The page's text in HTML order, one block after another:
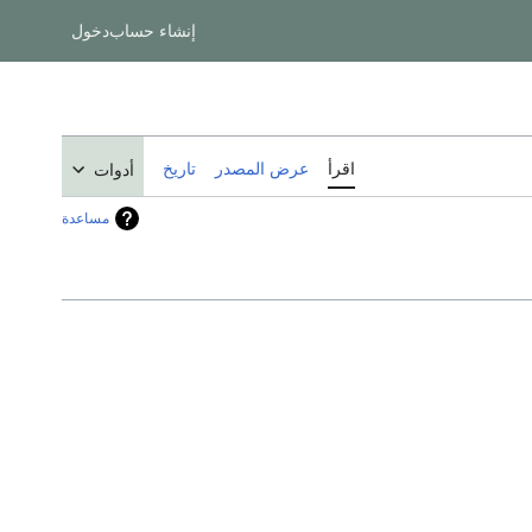
إنشاء حسابدخول
اقرأ عرض المصدر تاريخ أدوات
مساعدة